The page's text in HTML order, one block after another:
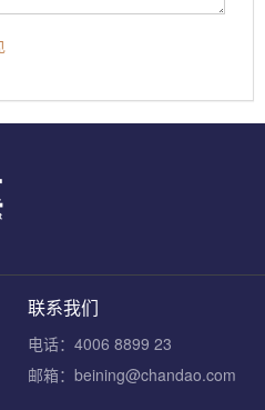
联系我们
电话：4006 8899 23
邮箱：beining@chandao.com